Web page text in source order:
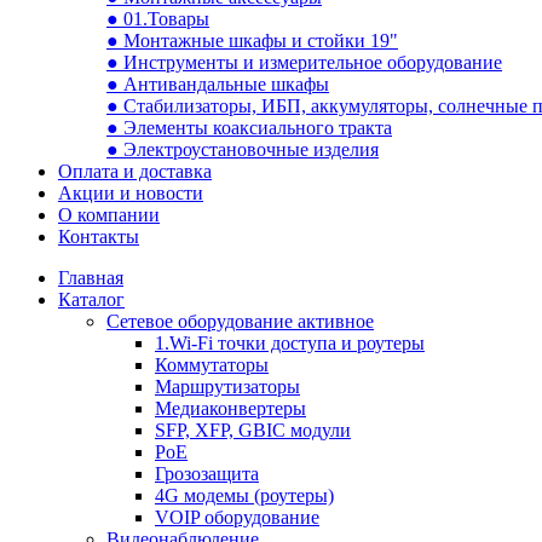
● 01.Товары
● Монтажные шкафы и стойки 19"
● Инструменты и измерительное оборудование
● Антивандальные шкафы
● Стабилизаторы, ИБП, аккумуляторы, солнечные
● Элементы коаксиального тракта
● Электроустановочные изделия
Оплата и доставка
Акции и новости
О компании
Контакты
Главная
Каталог
Сетевое оборудование активное
1.Wi-Fi точки доступа и роутеры
Коммутаторы
Маршрутизаторы
Медиаконвертеры
SFP, XFP, GBIC модули
PoE
Грозозащита
4G модемы (роутеры)
VOIP оборудование